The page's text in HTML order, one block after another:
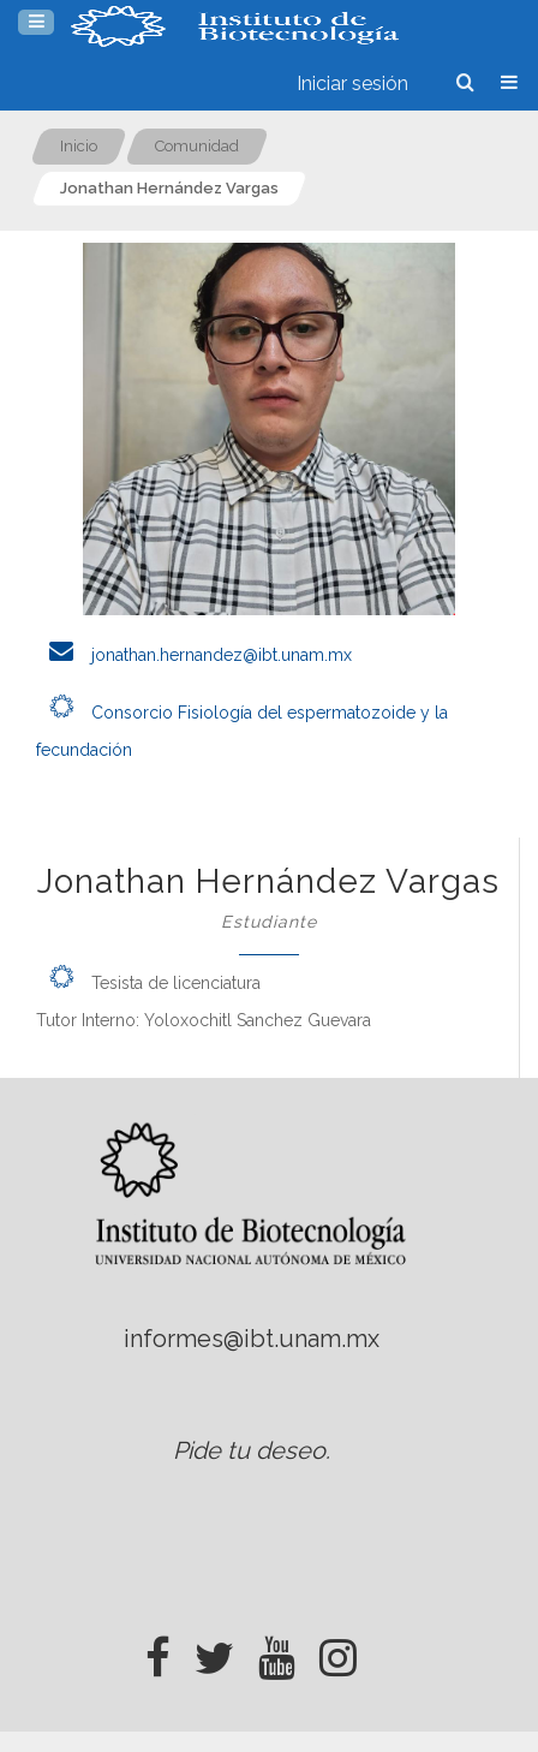
Iniciar sesión
Inicio Comunidad
Jonathan Hernández Vargas
jonathan.hernandez@ibt.unam.mx
Consorcio Fisiología del espermatozoide y la
fecundación
Jonathan Hernández Vargas
Estudiante
Tesista de licenciatura
Tutor Interno: Yoloxochitl Sanchez Guevara
informes@ibt.unam.mx
Pide tu deseo.